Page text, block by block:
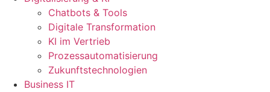
Chatbots & Tools
Digitale Transformation
KI im Vertrieb
Prozessautomatisierung
Zukunftstechnologien
Business IT